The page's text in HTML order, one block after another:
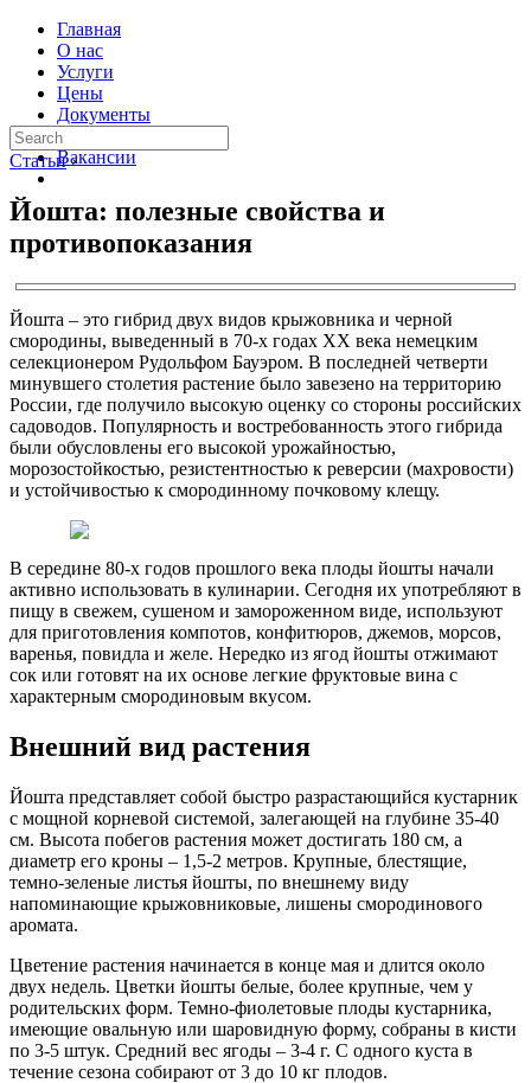
Главная
О нас
Услуги
Цены
Документы
Контакты
Вакансии
Статьи ›
Йошта: полезные свойства и
противопоказания
Йошта – это гибрид двух видов крыжовника и черной
смородины, выведенный в 70-х годах XX века немецким
селекционером Рудольфом Бауэром. В последней четверти
минувшего столетия растение было завезено на территорию
России, где получило высокую оценку со стороны российских
садоводов. Популярность и востребованность этого гибрида
были обусловлены его высокой урожайностью,
морозостойкостью, резистентностью к реверсии (махровости)
и устойчивостью к смородинному почковому клещу.
В середине 80-х годов прошлого века плоды йошты начали
активно использовать в кулинарии. Сегодня их употребляют в
пищу в свежем, сушеном и замороженном виде, используют
для приготовления компотов, конфитюров, джемов, морсов,
варенья, повидла и желе. Нередко из ягод йошты отжимают
сок или готовят на их основе легкие фруктовые вина с
характерным смородиновым вкусом.
Внешний вид растения
Йошта представляет собой быстро разрастающийся кустарник
с мощной корневой системой, залегающей на глубине 35-40
см. Высота побегов растения может достигать 180 см, а
диаметр его кроны – 1,5-2 метров. Крупные, блестящие,
темно-зеленые листья йошты, по внешнему виду
напоминающие крыжовниковые, лишены смородинового
аромата.
Цветение растения начинается в конце мая и длится около
двух недель. Цветки йошты белые, более крупные, чем у
родительских форм. Темно-фиолетовые плоды кустарника,
имеющие овальную или шаровидную форму, собраны в кисти
по 3-5 штук. Средний вес ягоды – 3-4 г. С одного куста в
течение сезона собирают от 3 до 10 кг плодов.